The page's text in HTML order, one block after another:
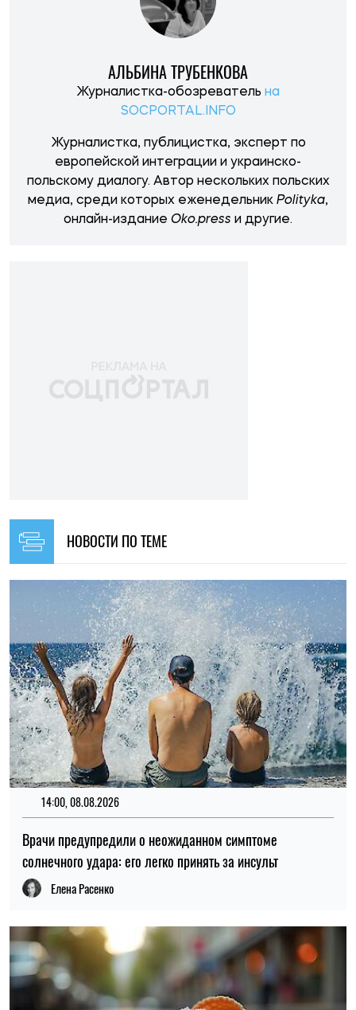
АЛЬБИНА ТРУБЕНКОВА
Журналистка-обозреватель на
SOCPORTAL.INFO
Журналистка, публицистка, эксперт по
европейской интеграции и украинско-
польскому диалогу. Автор нескольких польских
медиа, среди которых еженедельник Polityka,
онлайн-издание Oko.press и другие.
НОВОСТИ ПО ТЕМЕ
14:00, 08.08.2026
Врачи предупредили о неожиданном симптоме
солнечного удара: его легко принять за инсульт
Елена Расенко